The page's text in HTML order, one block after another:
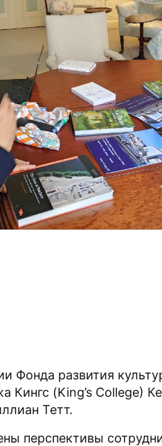
Фонда развития
Кингс (King’s College)
Тетт.
перспективы